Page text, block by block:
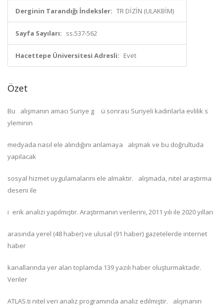
Derginin Tarandığı İndeksler: TR DİZİN (ULAKBİM)
Sayfa Sayıları: ss.537-562
Hacettepe Üniversitesi Adresli: Evet
Özet
Bu alışmanın amacı Suriye g ü sonrası Suriyeli kadınlarla evlilik s
yleminin
medyada nasıl ele alındığını anlamaya alışmak ve bu doğrultuda
yapılacak
sosyal hizmet uygulamalarını ele almaktır. alışmada, nitel araştırma
deseni ile
i erik analizi yapılmıştır. Araştırmanın verilerini, 2011 yılı ile 2020 yılları
arasında yerel (48 haber) ve ulusal (91 haber) gazetelerde internet
haber
kanallarında yer alan toplamda 139 yazılı haber oluşturmaktadır.
Veriler
ATLAS.ti nitel veri analiz programında analiz edilmiştir. alışmanın